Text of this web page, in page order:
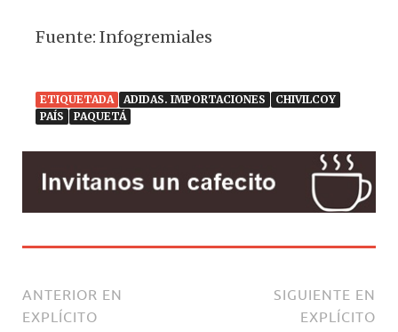
Fuente: Infogremiales
ETIQUETADA ADIDAS. IMPORTACIONES
CHIVILCOY
PAÍS
PAQUETÁ
ANTERIOR EN
EXPLÍCITO
SIGUIENTE EN
EXPLÍCITO